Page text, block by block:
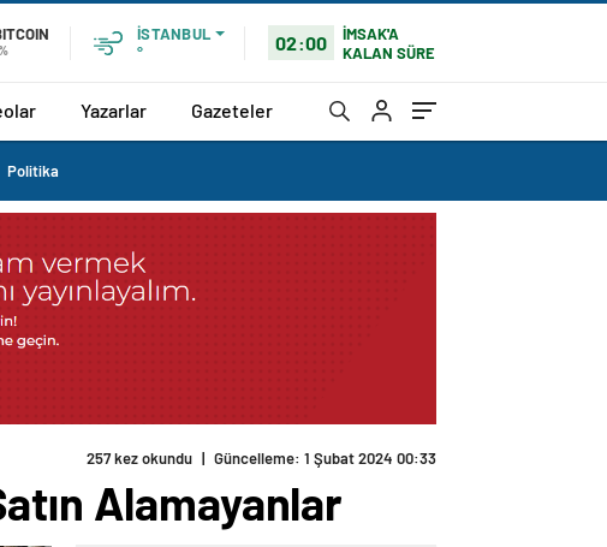
İSTANBUL
°
02:00
İMSAK'A
KALAN SÜRE
Yazarlar Gazeteler
Politika
257 kez okundu | Güncelleme: 1 Şubat 2024 00:33
Alamayanlar